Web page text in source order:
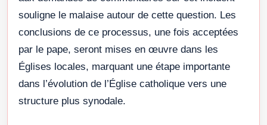
souligne le malaise autour de cette question. Les
conclusions de ce processus, une fois acceptées
par le pape, seront mises en œuvre dans les
Églises locales, marquant une étape importante
dans l’évolution de l’Église catholique vers une
structure plus synodale.